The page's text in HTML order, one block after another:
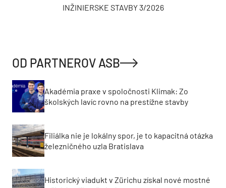
INŽINIERSKE STAVBY 3/2026
OD PARTNEROV ASB
Akadémia praxe v spoločnosti Klimak: Zo
školských lavíc rovno na prestížne stavby
Filiálka nie je lokálny spor, je to kapacitná otázka
železničného uzla Bratislava
Historický viadukt v Zürichu získal nové mostné